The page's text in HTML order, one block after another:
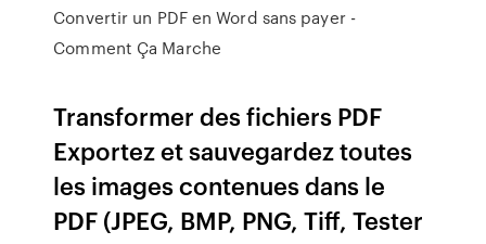
Convertir un PDF en Word sans payer -
Comment Ça Marche
Transformer des fichiers PDF
Exportez et sauvegardez toutes
les images contenues dans le
PDF (JPEG, BMP, PNG, Tiff, Tester